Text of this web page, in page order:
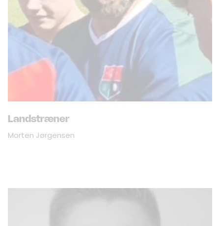
Landstræner
Morten Jørgensen